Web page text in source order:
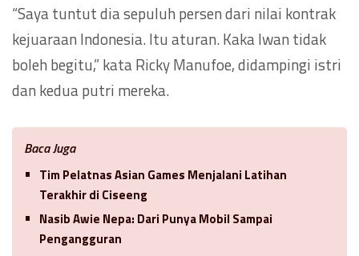
“Saya tuntut dia sepuluh persen dari nilai kontrak
kejuaraan Indonesia. Itu aturan. Kaka Iwan tidak
boleh begitu,” kata Ricky Manufoe, didampingi istri
dan kedua putri mereka.
Baca Juga
Tim Pelatnas Asian Games Menjalani Latihan
Terakhir di Ciseeng
Nasib Awie Nepa: Dari Punya Mobil Sampai
Pengangguran